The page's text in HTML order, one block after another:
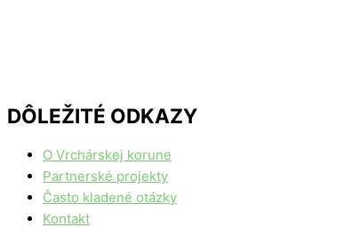
DÔLEŽITÉ ODKAZY
O Vrchárskej korune
Partnerské projekty
Často kladené otázky
Kontakt